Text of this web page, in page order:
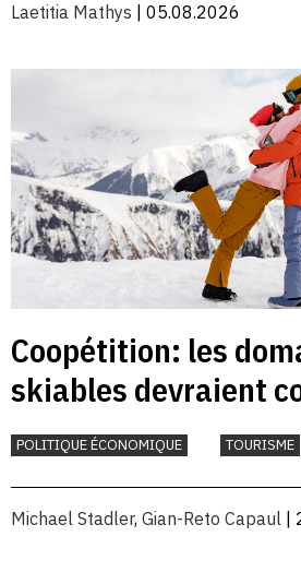
Laetitia Mathys | 05.08.2026
Coopétition: les
skiables devraient
davantage
POLITIQUE ÉCONOMIQUE TOURISME
Michael Stadler, Gian-Reto Capaul |